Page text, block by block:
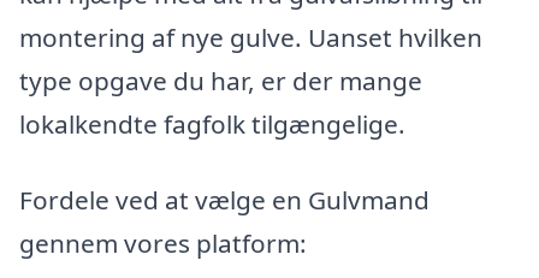
montering af nye gulve. Uanset hvilken
type opgave du har, er der mange
lokalkendte fagfolk tilgængelige.
Fordele ved at vælge en Gulvmand
gennem vores platform: